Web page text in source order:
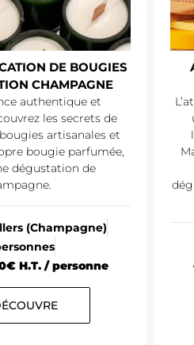
DE BOUGIES
CHAMPAGNE
authentique et
les secrets de
artisanales et
bougie parfumée,
dégustation de
(Champagne)
H.T. / personne